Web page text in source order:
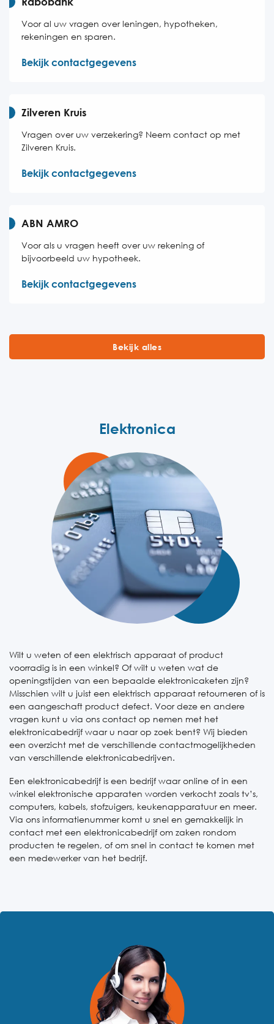
Voor al uw vragen over leningen, hypotheken,
rekeningen en sparen.
Bekijk contactgegevens
Zilveren Kruis
Vragen over uw verzekering? Neem contact op met
Zilveren Kruis.
Bekijk contactgegevens
ABN AMRO
Voor als u vragen heeft over uw rekening of
bijvoorbeeld uw hypotheek.
Bekijk contactgegevens
Bekijk alles
Elektronica
Wilt u weten of een elektrisch apparaat of product
voorradig is in een winkel? Of wilt u weten wat de
openingstijden van een bepaalde elektronicaketen zijn?
Misschien wilt u juist een elektrisch apparaat retourneren of is
een aangeschaft product defect. Voor deze en andere
vragen kunt u via ons contact op nemen met het
elektronicabedrijf waar u naar op zoek bent? Wij bieden
een overzicht met de verschillende contactmogelijkheden
van verschillende elektronicabedrijven.
Een elektronicabedrijf is een bedrijf waar online of in een
winkel elektronische apparaten worden verkocht zoals tv’s,
computers, kabels, stofzuigers, keukenapparatuur en meer.
Via ons informatienummer komt u snel en gemakkelijk in
contact met een elektronicabedrijf om zaken rondom
producten te regelen, of om snel in contact te komen met
een medewerker van het bedrijf.